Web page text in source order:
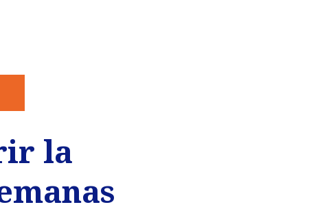
la